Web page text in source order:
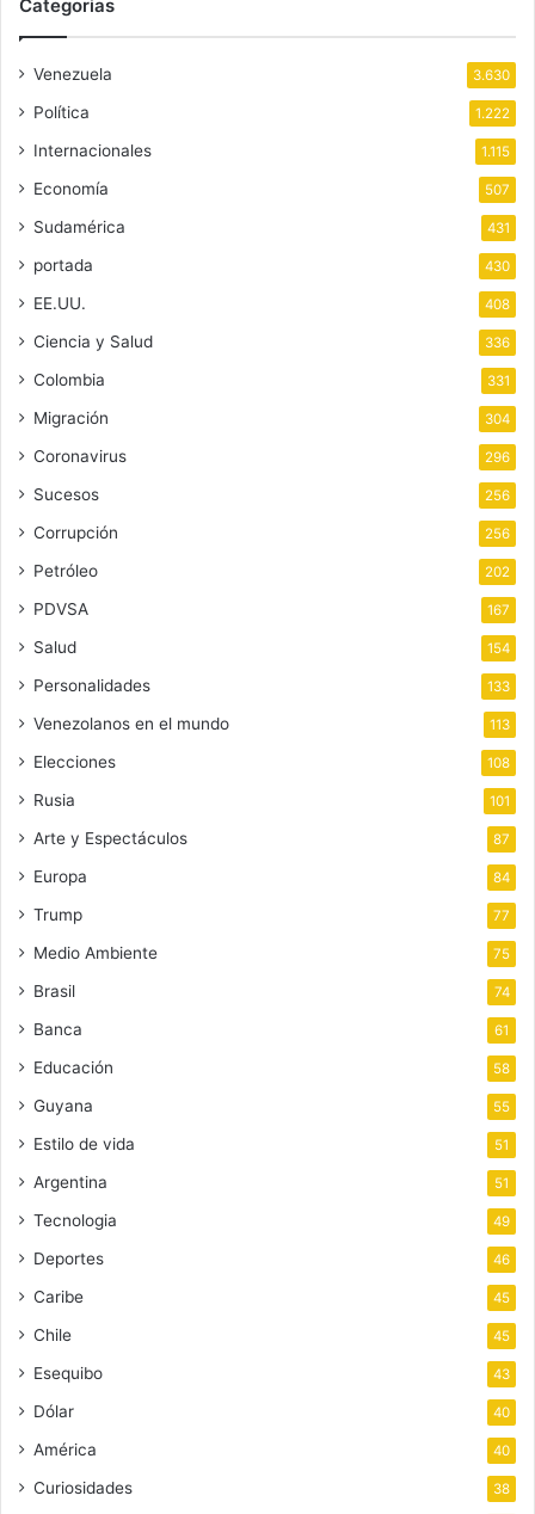
Categorias
Venezuela 3.630
Política 1.222
Internacionales 1.115
Economía 507
Sudamérica 431
portada 430
EE.UU. 408
Ciencia y Salud 336
Colombia 331
Migración 304
Coronavirus 296
Sucesos 256
Corrupción 256
Petróleo 202
PDVSA 167
Salud 154
Personalidades 133
Venezolanos en el mundo 113
Elecciones 108
Rusia 101
Arte y Espectáculos 87
Europa 84
Trump 77
Medio Ambiente 75
Brasil 74
Banca 61
Educación 58
Guyana 55
Estilo de vida 51
Argentina 51
Tecnologia 49
Deportes 46
Caribe 45
Chile 45
Esequibo 43
Dólar 40
América 40
Curiosidades 38